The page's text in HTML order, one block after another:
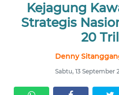
Kejagung
Strategis
20
Denny
Sabtu, 13 September
NASIONAL
KRIMINAL